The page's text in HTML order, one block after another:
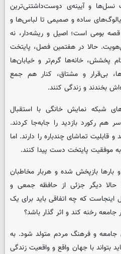
نسل‌ها و آیینه‌ی دوست‌داشتنی‌ترین
ساده و صمیمی تا لباس‌ها و
بومی است؛ اصیل و ریشه‌دار، نه
حالا در هفتمین فصل، پایتخت
پخشش، خانه‌ها گرم‌تر و خیابان‌ها
بی‌قرار و مشتاق، کنار هم جمع
بخندند و زندگی کنند.
شبکه نمایش خانگی با استقبال
رکورد بازدید را جابه‌جا کردند.
و قابلیت تماشای چندباره را دارند. اما
به موفقیت پایتخت دست پیدا کنند.
بارها بازپخش شده و هربار مخاطبان
دیگر جزئی از حافظه جمعی و
که چه اتفاقی باید برای یک
جامعه رخنه کند و اثر گذار باشد؟
و فرهنگ مردم متولد شود. به
بتواند با جهان واقع و واقعیت زندگی